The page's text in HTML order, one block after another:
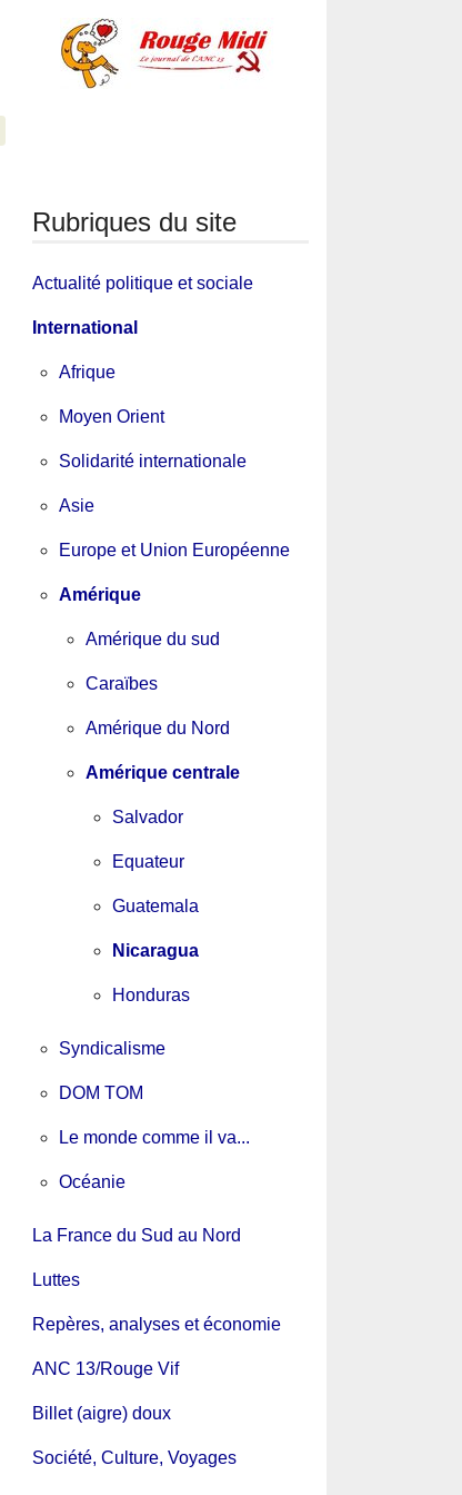
Rubriques du site
Actualité politique et sociale
International
Afrique
Moyen Orient
Solidarité internationale
Asie
Europe et Union Européenne
Amérique
Amérique du sud
Caraïbes
Amérique du Nord
Amérique centrale
Salvador
Equateur
Guatemala
Nicaragua
Honduras
Syndicalisme
DOM TOM
Le monde comme il va...
Océanie
La France du Sud au Nord
Luttes
Repères, analyses et économie
ANC 13/Rouge Vif
Billet (aigre) doux
Société, Culture, Voyages